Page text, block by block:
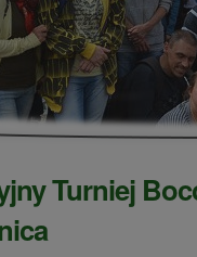
Turniej